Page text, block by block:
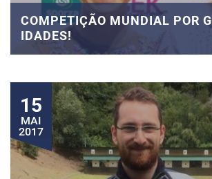
COMPETIÇÃO MUNDIAL POR
IDADES!
15
MAI
2017